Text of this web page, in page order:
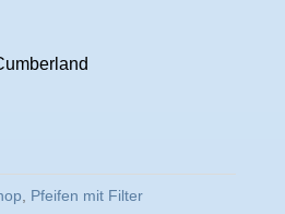
Pfeifen mit Filter